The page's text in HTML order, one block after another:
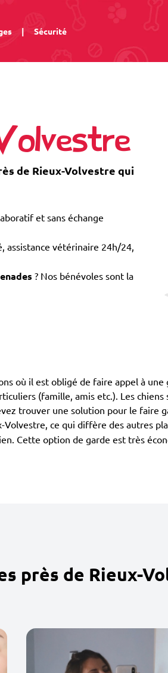
| Sécurité
de Rieux-Volvestre qui
et sans échange
assistance vétérinaire 24h/24,
? Nos bénévoles sont la
où il est obligé de faire appel à
(famille, amis etc.). Les
trouver une solution pour le faire
Volvestre, ce qui diffère des autres
Cette option de garde est très
près de Rieux-